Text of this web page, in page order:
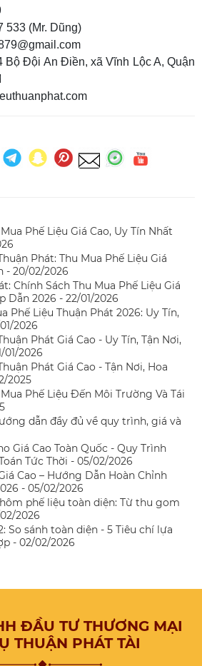
533 (Mr. Dũng)
Bộ Đội An Điền, xã Vĩnh Lộc A, Quận
Phế Liệu Giá Cao, Uy Tín Nhất
Phát: Thu Mua Phế Liệu Giá
- 20/02/2026
Chính Sách Thu Mua Phế Liệu Giá
Dẫn 2026 - 22/01/2026
Phế Liệu Thuận Phát 2026: Uy Tín,
2026
Phát Giá Cao - Uy Tín, Tận Nơi,
01/2026
Phát Giá Cao - Tận Nơi, Hoa
2025
Phế Liệu Đến Môi Trường Và Tái
dẫn đầy đủ về quy trình, giá và
Giá Cao Toàn Quốc - Quy Trình
Tức Thời - 05/02/2026
Cao – Hướng Dẫn Hoàn Chỉnh
- 05/02/2026
phế liệu toàn diện: Từ thu gom
2026
So sánh toàn diện - 5 Tiêu chí lựa
- 02/02/2026
ĐẦU TƯ THƯƠNG MẠI
THUẬN PHÁT TÀI